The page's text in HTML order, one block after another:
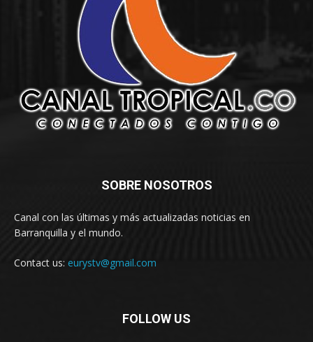
SOBRE NOSOTROS
Canal con las últimas y más actualizadas noticias en
Barranquilla y el mundo.
Contact us: eurystv@gmail.com
FOLLOW US